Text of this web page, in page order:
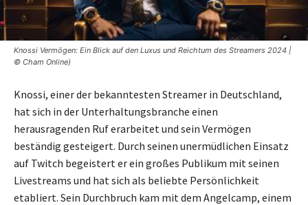
Knossi Vermögen: Ein Blick auf den Luxus und Reichtum des Streamers 2024 |
© Cham Online)
Knossi, einer der bekanntesten Streamer in Deutschland,
hat sich in der Unterhaltungsbranche einen
herausragenden Ruf erarbeitet und sein Vermögen
beständig gesteigert. Durch seinen unermüdlichen Einsatz
auf Twitch begeistert er ein großes Publikum mit seinen
Livestreams und hat sich als beliebte Persönlichkeit
etabliert. Sein Durchbruch kam mit dem Angelcamp, einem